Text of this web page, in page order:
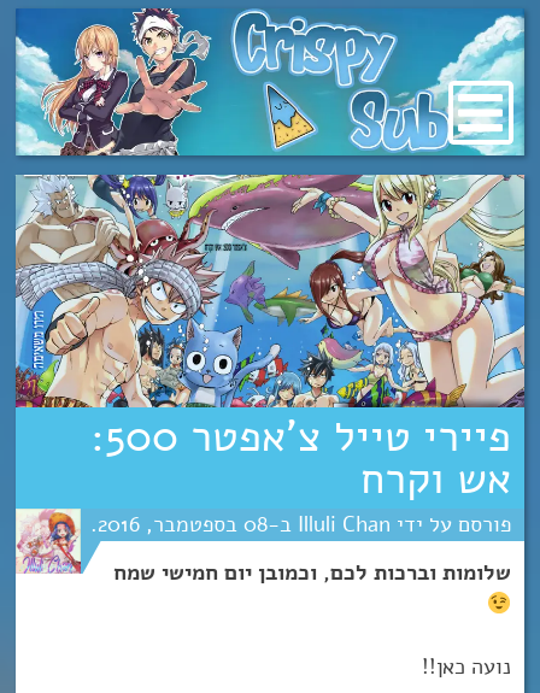
מעבר
לתוכן
פיירי טייל צ’אפטר 500:
אש וקרח
Illuli Chan
08 ספטמבר 2016
שלומות וברכות לכם, וכמובן יום חמישי שמח
נועה כאן!!